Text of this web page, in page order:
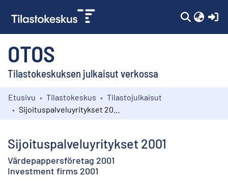
OTOS
Tilastokeskuksen julkaisut verkossa
Kokoelmat
Etusivu Tilastokeskus
Tilastojulkaisut
Sijoituspalveluyritykset 2001
Värdepappersföretag 2001
Investment firms 2001